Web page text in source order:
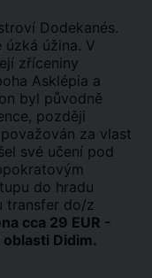
Dodekanés.
úžina. V
zříceniny
Asklépia a
byl původně
později
za vlast
své učení pod
do hradu
transfer do/z
cca 29 EUR -
Didim.